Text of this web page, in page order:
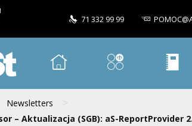
71 332 99 99
Newsletters >
– Aktualizacja (SGB): aS-ReportProvider